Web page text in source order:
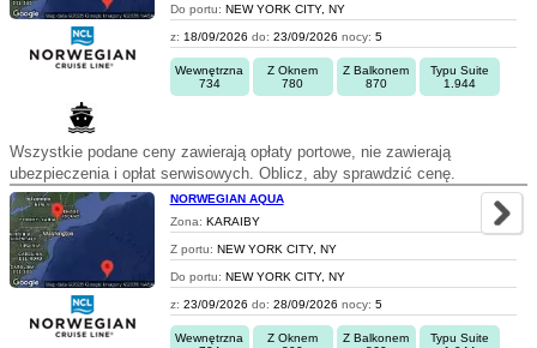
Do portu: NEW YORK CITY, NY
z: 18/09/2026 do: 23/09/2026 nocy: 5
Wewnętrzna
734
Z Oknem
780
Z Balkonem
870
Typu Suite
1.944
Wszystkie podane ceny zawierają opłaty portowe, nie zawierają
ubezpieczenia i opłat serwisowych. Oblicz, aby sprawdzić cenę.
NORWEGIAN AQUA
Zona: KARAIBY
Z portu: NEW YORK CITY, NY
Do portu: NEW YORK CITY, NY
z: 23/09/2026 do: 28/09/2026 nocy: 5
Wewnętrzna
Z Oknem
Z Balkonem
Typu Suite